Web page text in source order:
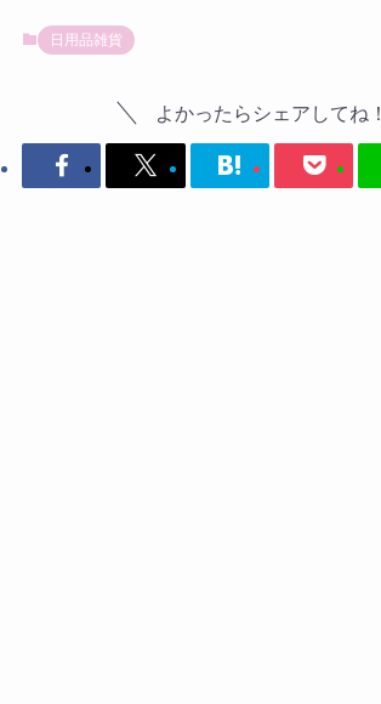
日用品雑貨
よかったらシェアしてね！